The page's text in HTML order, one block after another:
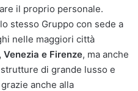
il proprio personale.
stesso Gruppo con sede a
nelle maggiori città
Venezia e Firenze, ma anche
di grande lusso e
anche alla